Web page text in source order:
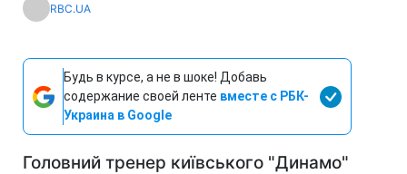
RBC.UA
Будь в курсе, а не в шоке! Добавь
содержание своей ленте вместе с РБК-
Украина в Google
Головний тренер київського "Динамо"